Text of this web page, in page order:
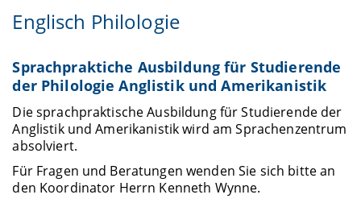
Englisch Philologie
Sprachpraktiche Ausbildung für Studierende
der Philologie Anglistik und Amerikanistik
Die sprachpraktische Ausbildung für Studierende der
Anglistik und Amerikanistik wird am Sprachenzentrum
absolviert.
Für Fragen und Beratungen wenden Sie sich bitte an
den Koordinator Herrn Kenneth Wynne.